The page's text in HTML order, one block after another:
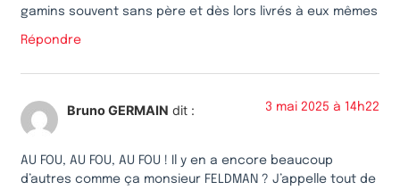
gamins souvent sans père et dès lors livrés à eux mêmes
Répondre
Bruno GERMAIN dit : 3 mai 2025 à 14h22
AU FOU, AU FOU, AU FOU ! Il y en a encore beaucoup
d’autres comme ça monsieur FELDMAN ? J’appelle tout de